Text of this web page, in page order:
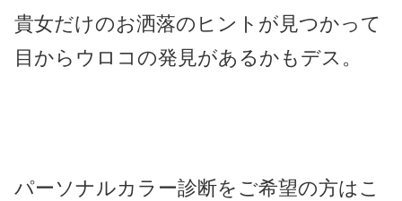
貴女だけのお洒落のヒントが見つかって
目からウロコの発見があるかもデス。
パーソナルカラー診断をご希望の方はこ